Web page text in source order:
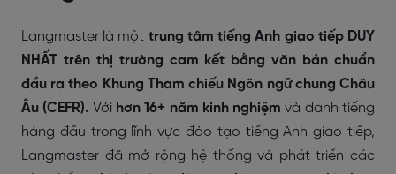
Langmaster là một trung tâm tiếng Anh giao tiếp DUY
NHẤT trên thị trường cam kết bằng văn bản chuẩn
đầu ra theo Khung Tham chiếu Ngôn ngữ chung Châu
Âu (CEFR). Với hơn 16+ năm kinh nghiệmvà danh tiếng
hàng đầu trong lĩnh vực đào tạo tiếng Anh giao tiếp,
Langmaster đã mở rộng hệ thống và phát triển các